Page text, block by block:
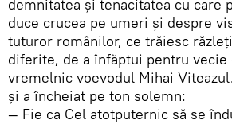
demnitatea şi tenacitatea cu care
duce crucea pe umeri şi despre
tuturor românilor, ce trăiesc
diferite, de a înfăptui pentru vecie
vremelnic voevodul Mihai
şi a încheiat pe ton solemn:
— Fie ca Cel atotputernic să se